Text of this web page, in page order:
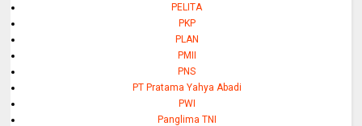
PELITA
PKP
PLAN
PMII
PNS
PT Pratama Yahya Abadi
PWI
Panglima TNI